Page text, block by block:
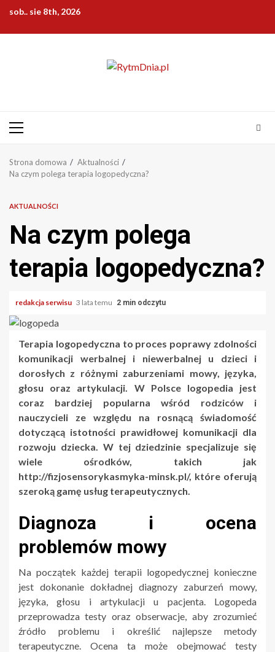
Przejdź
treści
sob.. sie 8th, 2026
Menu
Strona domowa
Aktualności
Na czym polega terapia logopedyczna?
AKTUALNOŚCI
Na czym polega
terapia logopedyczna?
redakcja serwisu 3 lata temu 2 min odczytu
Terapia logopedyczna to proces poprawy zdolności
komunikacji werbalnej i niewerbalnej u dzieci i
dorosłych z różnymi zaburzeniami mowy, języka,
głosu oraz artykulacji. W Polsce logopedia jest
coraz bardziej popularna wśród rodziców i
nauczycieli ze względu na rosnącą świadomość
dotyczącą istotności prawidłowej komunikacji dla
rozwoju dziecka. W tej dziedzinie specjalizuje się
wiele ośrodków, takich jak
http://fizjosensorykasmyka-minsk.pl/, które oferują
szeroką gamę usług terapeutycznych.
Diagnoza i ocena
problemów mowy
Na początek każdej terapii logopedycznej konieczne
jest dokonanie dokładnej diagnozy zaburzeń mowy,
języka, głosu i artykulacji u pacjenta. Logopeda
przeprowadza testy oraz obserwacje, aby zrozumieć
źródło problemu i określić najlepsze metody
terapeutyczne. Ocena ta może obejmować testy